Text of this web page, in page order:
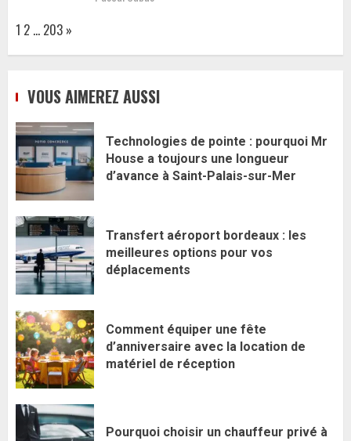
Page:
1 2 … 203 Next
»
VOUS AIMEREZ AUSSI
Technologies de pointe : pourquoi Mr
House a toujours une longueur
d’avance à Saint-Palais-sur-Mer
Transfert aéroport bordeaux : les
meilleures options pour vos
déplacements
Comment équiper une fête
d’anniversaire avec la location de
matériel de réception
Pourquoi choisir un chauffeur privé à